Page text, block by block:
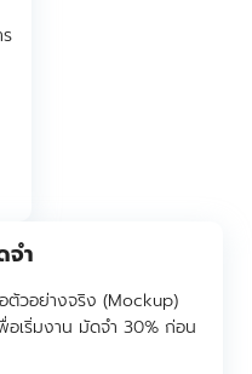
ำ
วอย่างจริง (Mockup)
อเริ่มงาน มัดจำ 30% ก่อน